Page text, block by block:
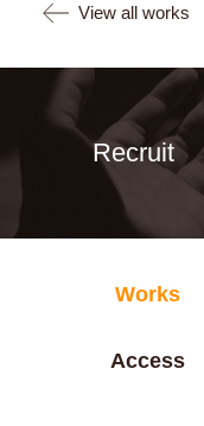
View all works
Recruit
Works
Access